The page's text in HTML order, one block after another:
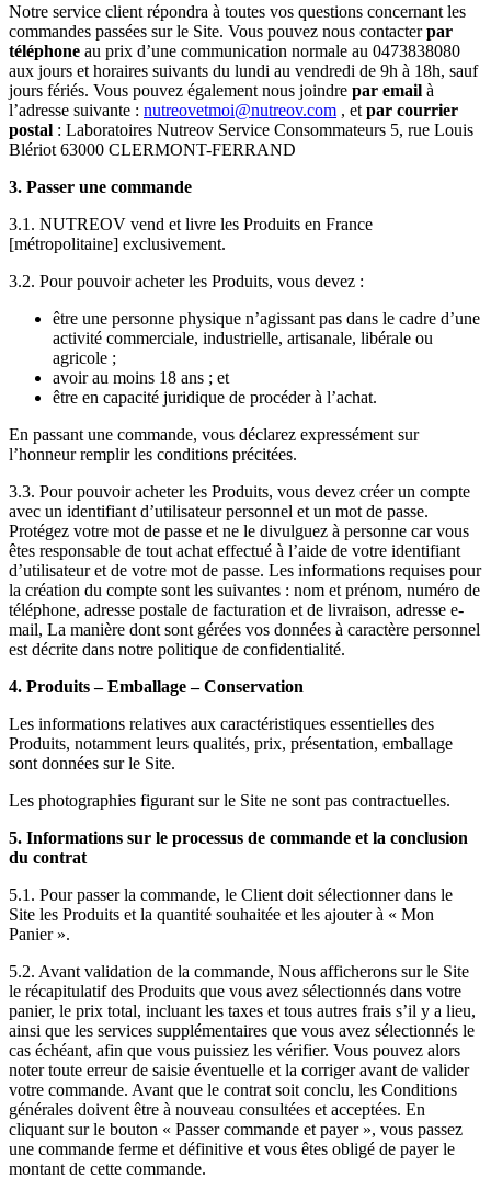
Notre service client répondra à toutes vos questions concernant les
commandes passées sur le Site. Vous pouvez nous contacterpar
téléphone au prix d’une communication normale au 0473838080
aux jours et horaires suivants du lundi au vendredi de 9h à 18h, sauf
jours fériés. Vous pouvez également nous joindre par email à
l’adresse suivante : nutreovetmoi@nutreov.com , et par courrier
postal : Laboratoires Nutreov Service Consommateurs 5, rue Louis
Blériot 63000 CLERMONT-FERRAND
3. Passer une commande
3.1. NUTREOV vend et livre les Produits en France
[métropolitaine] exclusivement.
3.2. Pour pouvoir acheter les Produits, vous devez :
être une personne physique n’agissant pas dans le cadre d’une
activité commerciale, industrielle, artisanale, libérale ou
agricole ;
avoir au moins 18 ans ; et
être en capacité juridique de procéder à l’achat.
En passant une commande, vous déclarez expressément sur
l’honneur remplir les conditions précitées.
3.3. Pour pouvoir acheter les Produits, vous devez créer un compte
avec un identifiant d’utilisateur personnel et un mot de passe.
Protégez votre mot de passe et ne le divulguez à personne car vous
êtes responsable de tout achat effectué à l’aide de votre identifiant
d’utilisateur et de votre mot de passe. Les informations requises pour
la création du compte sont les suivantes : nom et prénom, numéro de
téléphone, adresse postale de facturation et de livraison, adresse e-
mail, La manière dont sont gérées vos données à caractère personnel
est décrite dans notre politique de confidentialité.
4. Produits – Emballage – Conservation
Les informations relatives aux caractéristiques essentielles des
Produits, notamment leurs qualités, prix, présentation, emballage
sont données sur le Site.
Les photographies figurant sur le Site ne sont pas contractuelles.
5. Informations sur le processus de commande et la conclusion
du contrat
5.1. Pour passer la commande, le Client doit sélectionner dans le
Site les Produits et la quantité souhaitée et les ajouter à « Mon
Panier ».
5.2. Avant validation de la commande, Nous afficherons sur le Site
le récapitulatif des Produits que vous avez sélectionnés dans votre
panier, le prix total, incluant les taxes et tous autres frais s’il y a lieu,
ainsi que les services supplémentaires que vous avez sélectionnés le
cas échéant, afin que vous puissiez les vérifier. Vous pouvez alors
noter toute erreur de saisie éventuelle et la corriger avant de valider
votre commande. Avant que le contrat soit conclu, les Conditions
générales doivent être à nouveau consultées et acceptées. En
cliquant sur le bouton « Passer commande et payer », vous passez
une commande ferme et définitive et vous êtes obligé de payer le
montant de cette commande.